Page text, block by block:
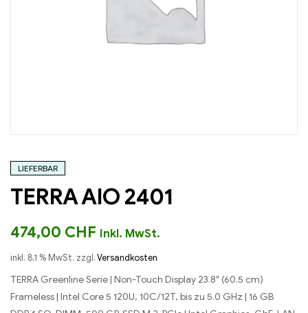
LIEFERBAR
TERRA AIO 2401
474,00 CHF inkl. MwSt.
inkl. 8,1 % MwSt. zzgl.Versandkosten
TERRA Greenline Serie | Non-Touch Display 23.8″ (60.5 cm)
Frameless | Intel Core 5 120U, 10C/12T, bis zu 5.0 GHz | 16 GB